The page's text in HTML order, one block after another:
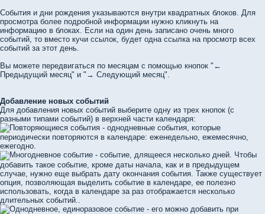
События и дни рождения указываются внутри квадратных блоков. Для
просмотра более подробной информации нужно кликнуть на
информацию в блоках. Если на один день записано очень много
событий, то вместо кучи ссылок, будет одна ссылка на просмотр всех
событий за этот день.
Вы можете передвигаться по месяцам с помощью кнопок "←
Предыдущий месяц" и "→ Следующий месяц".
Добавление новых событий
Для добавления новых событий выберите одну из трех кнопок (с
разными типами событий) в верхней части календаря:
Повторяющиеся события - однодневные события, которые
периодически повторяются в календаре: еженедельно, ежемесячно,
ежегодно.
Многодневное событие - событие, длящееся несколько дней. Чтобы
добавить такое событие, кроме даты начала, как и в предыдущем
случае, нужно еще выбрать дату окончания события. Также существует
опция, позволяющая выделить событие в календаре, ее полезно
использовать, когда в календаре за раз отображается несколько
длительных событий..
Однодневное, единоразовое событие - его можно добавить при